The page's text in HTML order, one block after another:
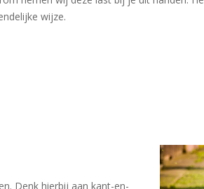
wijze.
Denk hierbij aan kant-en-